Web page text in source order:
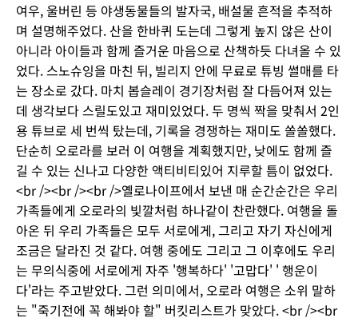
여우, 울버린 등 야생동물들의 발자국, 배설물 흔적을 추적하
며 설명해주었다. 산을 한바퀴 도는데 그렇게 높지 않은 산이
아니라 아이들과 함께 즐거운 마음으로 산책하듯 다녀올 수 있
었다. 스노슈잉을 마친 뒤, 빌리지 안에 무료로 튜빙 썰매를 타
는 장소로 갔다. 마치 봅슬레이 경기장처럼 잘 다듬어져 있는
데 생각보다 스릴도있고 재미있었다. 두 명씩 짝을 맞춰서 2인
용 튜브로 세 번씩 탔는데, 기록을 경쟁하는 재미도 쏠쏠했다.
단순히 오로라를 보러 이 여행을 계획했지만, 낮에도 함께 즐
길 수 있는 신나고 다양한 액티비티있어 지루할 틈이 없었다.
<br /><br /><br />옐로나이프에서 보낸 매 순간순간은 우리
가족들에게 오로라의 빛깔처럼 하나같이 찬란했다. 여행을 돌
아온 뒤 우리 가족들은 모두 서로에게, 그리고 자기 자신에게
조금은 달라진 것 같다. 여행 중에도 그리고 그 이후에도 우리
는 무의식중에 서로에게 자주 '행복하다' '고맙다' ' 행운이
다'라는 주고받았다. 그런 의미에서, 오로라 여행은 소위 말하
는 "죽기전에 꼭 해봐야 할" 버킷리스트가 맞았다. <br /><br